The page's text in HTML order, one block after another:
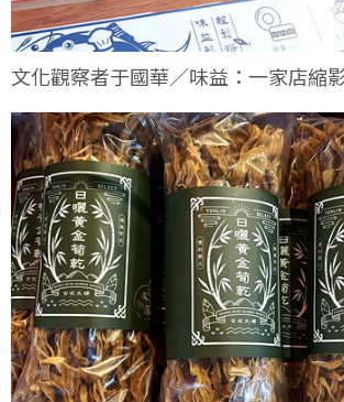
文化觀察者于國華／味益：一家店縮